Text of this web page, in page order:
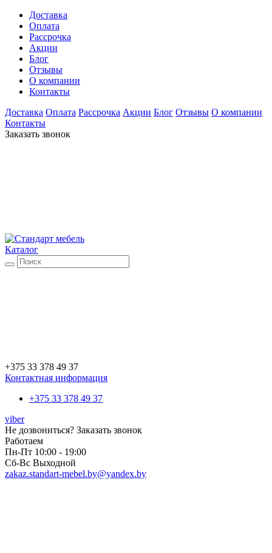
Доставка
Оплата
Рассрочка
Акции
Блог
Отзывы
О компании
Контакты
Доставка Оплата Рассрочка Акции Блог Отзывы О компании
Контакты
Заказать звонок
Каталог
+375 33 378 49 37
Контактная информация
+375 33 378 49 37
viber
Не дозвониться? Заказать звонок
Работаем
Пн-Пт 10:00 - 19:00
Сб-Вс Выходной
zakaz.standart-mebel.by@yandex.by